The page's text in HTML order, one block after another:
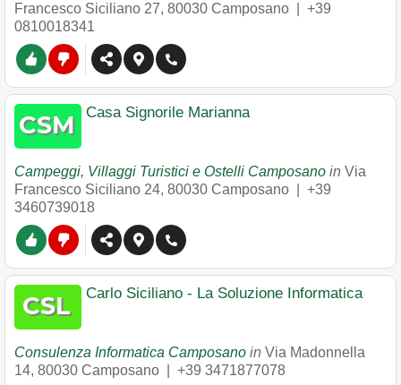
Francesco Siciliano 27, 80030 Camposano
+39
0810018341
Casa Signorile Marianna
Campeggi, Villaggi Turistici e Ostelli Camposano in Via
Francesco Siciliano 24, 80030 Camposano
+39
3460739018
Carlo Siciliano - La Soluzione Informatica
Consulenza Informatica Camposano in Via Madonnella
14, 80030 Camposano +39 3471877078